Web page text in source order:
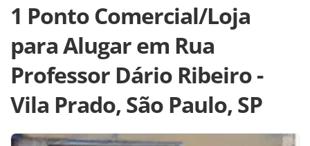
1 Ponto Comercial/Loja
para Alugar em Rua
Professor Dário Ribeiro -
Vila Prado, São Paulo, SP